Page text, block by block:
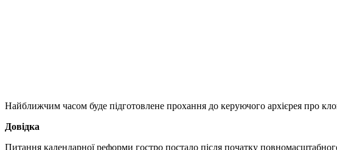
Найближчим часом буде підготовлене прохання до керуючого архієрея про
Довідка
Питання календарної реформи гостро постало після початку